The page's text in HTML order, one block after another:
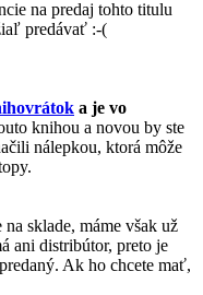
na predaj tohto titulu
predávať :-(
a je vo
knihou a novou by ste
nálepkou, ktorá môže
sklade, máme však už
ani distribútor, preto je
Ak ho chcete mať,